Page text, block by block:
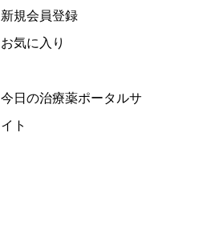
新規会員登録
お気に入り
今日の治療薬ポータルサ
イト